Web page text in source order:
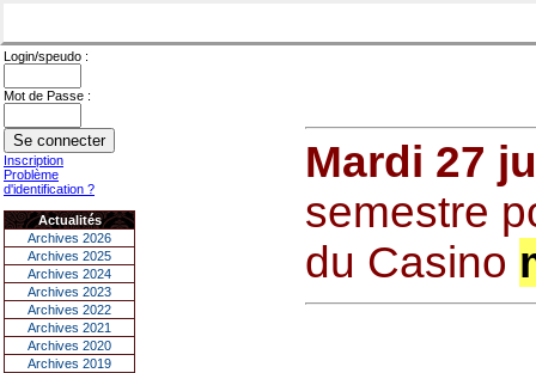
Login/speudo :
Mot de Passe :
Inscription
Problème
d'identification ?
Actualités
Archives 2026
Archives 2025
Archives 2024
Archives 2023
Archives 2022
Archives 2021
Archives 2020
Archives 2019
Mardi 27
semestre
du Casino